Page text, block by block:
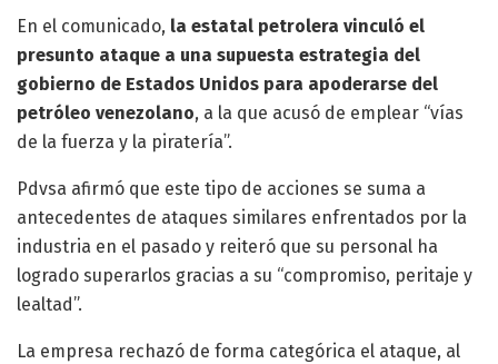
En el comunicado, la estatal petrolera vinculó el
presunto ataque a una supuesta estrategia del
gobierno de Estados Unidos para apoderarse del
petróleo venezolano, a la que acusó de emplear “vías
de la fuerza y la piratería”.
Pdvsa afirmó que este tipo de acciones se suma a
antecedentes de ataques similares enfrentados por la
industria en el pasado y reiteró que su personal ha
logrado superarlos gracias a su “compromiso, peritaje y
lealtad”.
La empresa rechazó de forma categórica el ataque, al